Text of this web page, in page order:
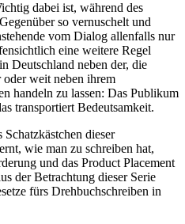
dabei ist, während des
so vernuschelt und
vom Dialog allenfalls nur
eine weitere Regel
Deutschland neben der, die
weit neben ihrem
handeln zu lassen: Das Publikum
transportiert Bedeutsamkeit.
dieser
wie man zu schreiben hat,
und das Product Placement
der Betrachtung dieser Serie
fürs Drehbuchschreiben in